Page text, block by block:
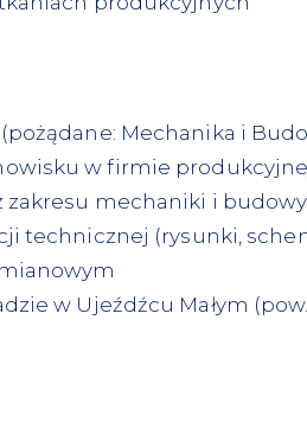
Mechanika i
w firmie
zakresu mechaniki i
technicznej (rysunki,
w Ujeźdźcu Małym